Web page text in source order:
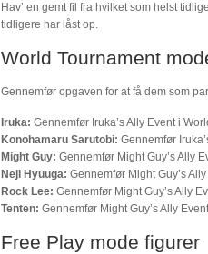
Hav’ en gemt fil fra hvilket som helst
tidligere har låst op.
World Tournament
Gennemfør opgaven for at få dem som
Iruka: Gennemfør Iruka’s Ally Event i
Konohamaru Sarutobi: Gennemfør
Might Guy: Gennemfør Might Guy’s Ally
Neji Hyuuga: Gennemfør Might Guy’s
Rock Lee: Gennemfør Might Guy’s Ally
Tenten: Gennemfør Might Guy’s Ally
Free Play mode figurer